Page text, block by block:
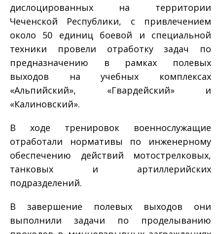
дислоцированных на территории
Чеченской Республики, с привлечением
около 50 единиц боевой и специальной
техники провели отработку задач по
предназначению в рамках полевых
выходов на учебных комплексах
«Альпийский», «Гвардейский» и
«Калиновский».
В ходе тренировок военнослужащие
отработали нормативы по инженерному
обеспечению действий мотострелковых,
танковых и артиллерийских
подразделений.
В завершение полевых выходов они
выполнили задачи по проделыванию